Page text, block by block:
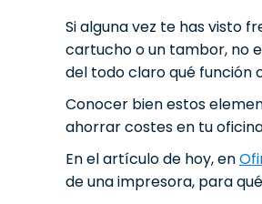
Si alguna vez te has visto
cartucho o un tambor, no
del todo claro qué función
Conocer bien estos
ahorrar costes en tu
En el artículo de hoy, en
de una impresora, para